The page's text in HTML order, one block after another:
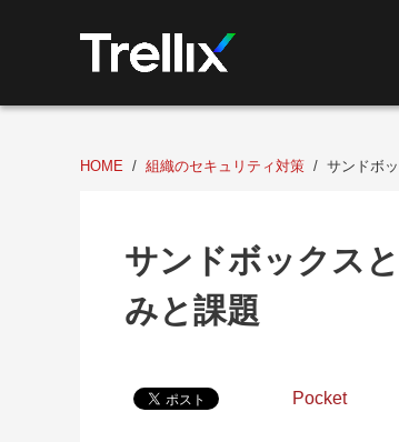
HOME 組織のセキュリティ対策 サンドボ
サンドボックス
みと課題
Pocket